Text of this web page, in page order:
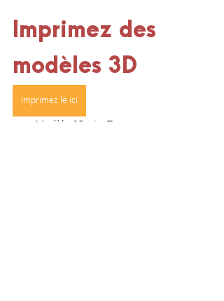
Imprimez des
modèles 3D
Imprimez le ici
Modèle 3D : La Terre